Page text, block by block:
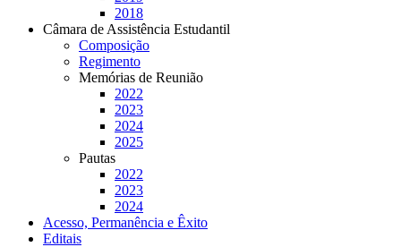
2018
Câmara de Assistência Estudantil
Composição
Regimento
Memórias de Reunião
2022
2023
2024
2025
Pautas
2022
2023
2024
Acesso, Permanência e Êxito
Editais